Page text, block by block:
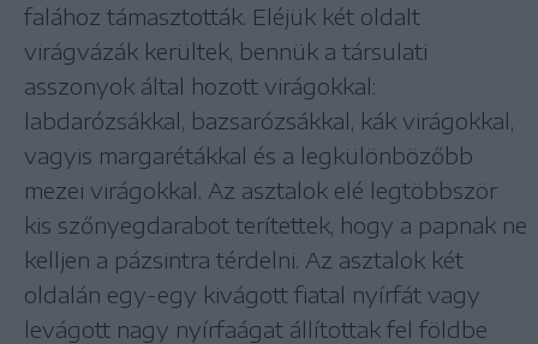
falához támasztották. Eléjük két oldalt
virágvázák kerültek, bennük a társulati
asszonyok által hozott virágokkal:
labdarózsákkal, bazsarózsákkal, kák virágokkal,
vagyis margarétákkal és a legkülönbözőbb
mezei virágokkal. Az asztalok elé legtöbbször
kis szőnyegdarabot terítettek, hogy a papnak ne
kelljen a pázsintra térdelni. Az asztalok két
oldalán egy-egy kivágott fiatal nyírfát vagy
levágott nagy nyírfaágat állítottak fel földbe